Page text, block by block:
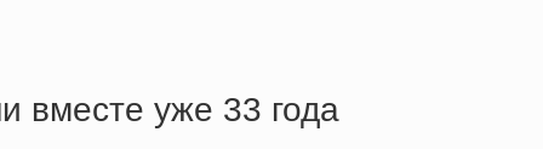
вместе уже 33 года